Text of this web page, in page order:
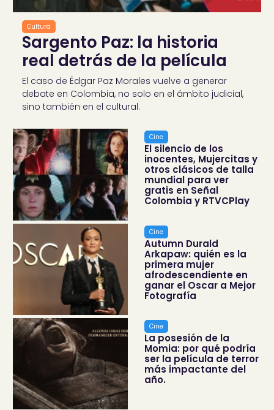
Cultura
Sargento Paz: la historia
real detrás de la película
El caso de Édgar Paz Morales vuelve a generar
debate en Colombia, no solo en el ámbito judicial,
sino también en el cultural.
Cine
El silencio de los
inocentes, Mujercitas y
otros clásicos de talla
mundial para ver
gratis en Señal
Colombia y RTVCPlay
Cine
Autumn Durald
Arkapaw: quién es la
primera mujer
afrodescendiente en
ganar el Oscar a Mejor
Fotografía
Cine
La posesión de la
Momia: por qué podría
ser la película de terror
más impactante del
año.